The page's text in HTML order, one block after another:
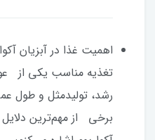
اهمیت غذا در آبزیان
تغذیه مناسب یکی از
رشد، تولیدمثل و طول
برخی از مهم‌ترین